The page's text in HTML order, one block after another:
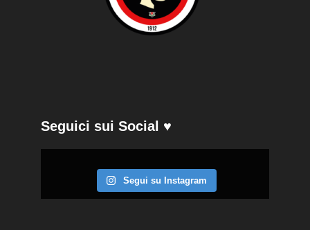
Seguici sui Social ♥
Segui su Instagram